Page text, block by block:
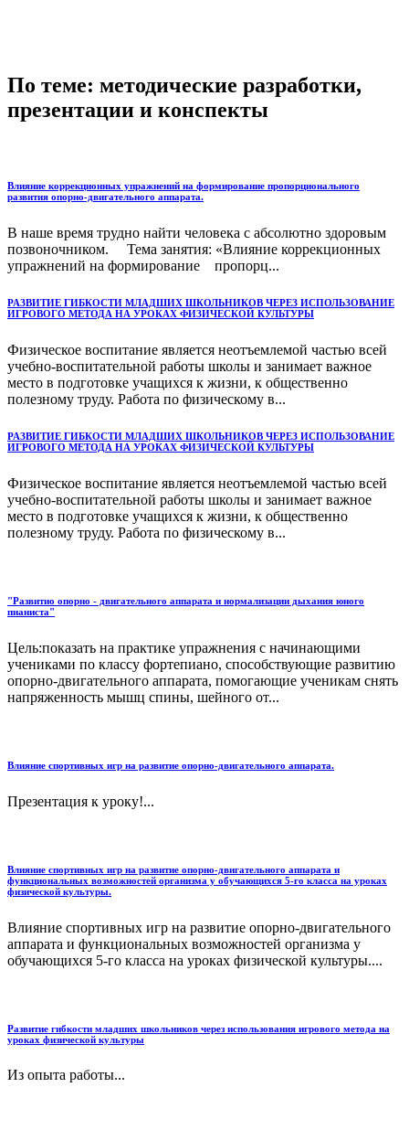
По теме: методические разработки,
презентации и конспекты
Влияние коррекционных упражнений на формирование пропорционального
развития опорно-двигательного аппарата.
В наше время трудно найти человека с абсолютно здоровым
позвоночником. Тема занятия: «Влияние коррекционных
упражнений на формирование пропорц...
РАЗВИТИЕ ГИБКОСТИ МЛАДШИХ ШКОЛЬНИКОВ ЧЕРЕЗ ИСПОЛЬЗОВАНИЕ
ИГРОВОГО МЕТОДА НА УРОКАХ ФИЗИЧЕСКОЙ КУЛЬТУРЫ
Физическое воспитание является неотъемлемой частью всей
учебно-воспитательной работы школы и занимает важное
место в подготовке учащихся к жизни, к общественно
полезному труду. Работа по физическому в...
РАЗВИТИЕ ГИБКОСТИ МЛАДШИХ ШКОЛЬНИКОВ ЧЕРЕЗ ИСПОЛЬЗОВАНИЕ
ИГРОВОГО МЕТОДА НА УРОКАХ ФИЗИЧЕСКОЙ КУЛЬТУРЫ
Физическое воспитание является неотъемлемой частью всей
учебно-воспитательной работы школы и занимает важное
место в подготовке учащихся к жизни, к общественно
полезному труду. Работа по физическому в...
"Развитио опорно - двигательного аппарата и нормализации дыхания юного
пианиста"
Цель:показать на практике упражнения с начинающими
учениками по классу фортепиано, способствующие развитию
опорно-двигательного аппарата, помогающие ученикам снять
напряженность мышц спины, шейного от...
Влияние спортивных игр на развитие опорно-двигательного аппарата.
Презентация к уроку!...
Влияние спортивных игр на развитие опорно-двигательного аппарата и
функциональных возможностей организма у обучающихся 5-го класса на уроках
физической культуры.
Влияние спортивных игр на развитие опорно-двигательного
аппарата и функциональных возможностей организма у
обучающихся 5-го класса на уроках физической культуры....
Развитие гибкости младших школьников через использования игрового метода на
уроках физической культуры
Из опыта работы...